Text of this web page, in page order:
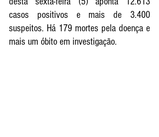
casos positivos e mais de 3.400
suspeitos. Há 179 mortes pela doença e
mais um óbito em investigação.